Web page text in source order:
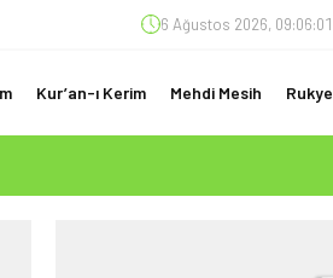
6 Ağustos 2026, 09:06:02
Kur’an-ı Kerim Mehdi Mesih Rukye
ÖNEMLİ)